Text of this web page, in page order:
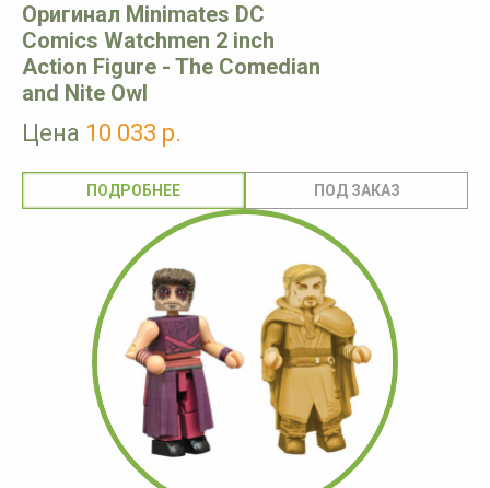
Оригинал Minimates DC
Comics Watchmen 2 inch
Action Figure - The Comedian
and Nite Owl
Цена 10 033 р.
ПОДРОБНЕЕ